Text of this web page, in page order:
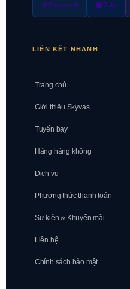
Facebook Zalo
LIÊN KẾT NHANH
Trang chủ
Giới thiệu Skyvas
Tuyến bay
Hãng hàng không
Dịch vụ
Phương thức thanh toán
Sự kiện & Khuyến mãi
Liên hệ
Chính sách bảo mật